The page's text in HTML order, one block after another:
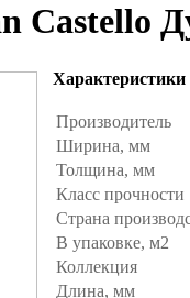
Castello
Характеристики
Производитель
Ширина, мм
Толщина, мм
Класс прочности
Страна
В упаковке, м2
Коллекция
Длина, мм